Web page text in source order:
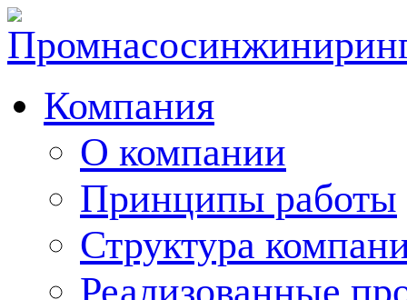
Компания
О компании
Принципы работы
Структура